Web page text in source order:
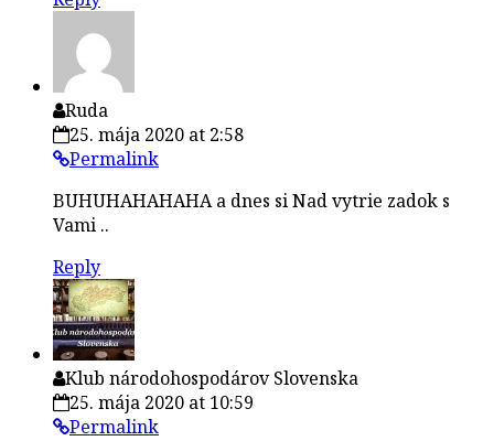
Ruda
25. mája 2020 at 2:58
Permalink
BUHUHAHAHAHA a dnes si Nad vytrie zadok s
Vami ..
Reply
Klub národohospodárov Slovenska
25. mája 2020 at 10:59
Permalink